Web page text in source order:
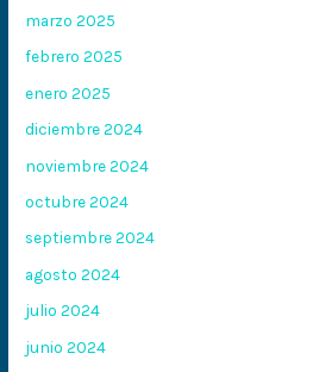
marzo 2025
febrero 2025
enero 2025
diciembre 2024
noviembre 2024
octubre 2024
septiembre 2024
agosto 2024
julio 2024
junio 2024